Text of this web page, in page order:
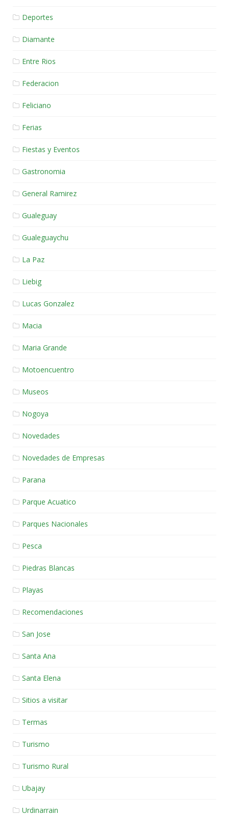
Deportes
Diamante
Entre Rios
Federacion
Feliciano
Ferias
Fiestas y Eventos
Gastronomia
General Ramirez
Gualeguay
Gualeguaychu
La Paz
Liebig
Lucas Gonzalez
Macia
Maria Grande
Motoencuentro
Museos
Nogoya
Novedades
Novedades de Empresas
Parana
Parque Acuatico
Parques Nacionales
Pesca
Piedras Blancas
Playas
Recomendaciones
San Jose
Santa Ana
Santa Elena
Sitios a visitar
Termas
Turismo
Turismo Rural
Ubajay
Urdinarrain